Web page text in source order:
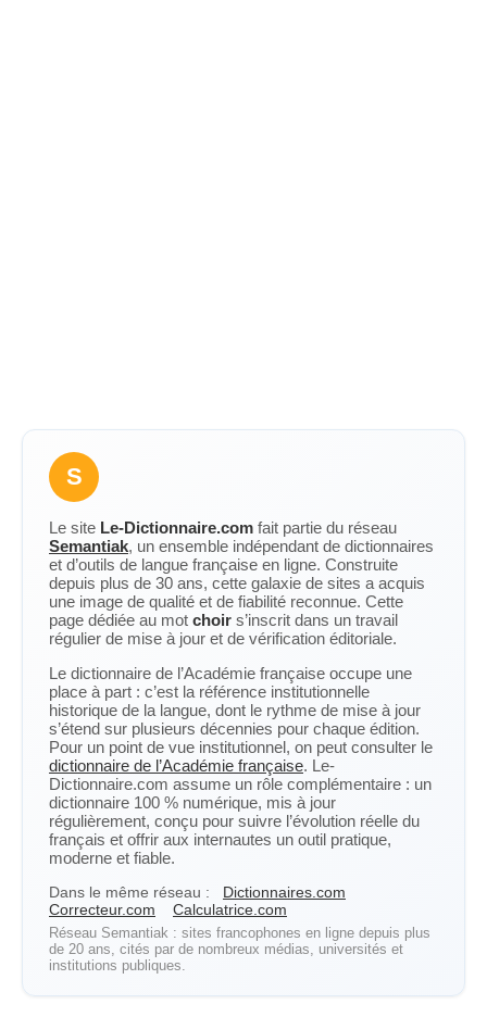
S
Le site Le-Dictionnaire.com fait partie du réseau
Semantiak, un ensemble indépendant de dictionnaires
et d’outils de langue française en ligne. Construite
depuis plus de 30 ans, cette galaxie de sites a acquis
une image de qualité et de fiabilité reconnue. Cette
page dédiée au mot choir s’inscrit dans un travail
régulier de mise à jour et de vérification éditoriale.
Le dictionnaire de l’Académie française occupe une
place à part : c’est la référence institutionnelle
historique de la langue, dont le rythme de mise à jour
s’étend sur plusieurs décennies pour chaque édition.
Pour un point de vue institutionnel, on peut consulter le
dictionnaire de l’Académie française. Le-
Dictionnaire.com assume un rôle complémentaire : un
dictionnaire 100 % numérique, mis à jour
régulièrement, conçu pour suivre l’évolution réelle du
français et offrir aux internautes un outil pratique,
moderne et fiable.
Dans le même réseau :
Dictionnaires.com
Correcteur.com
Calculatrice.com
Réseau Semantiak : sites francophones en ligne depuis plus
de 20 ans, cités par de nombreux médias, universités et
institutions publiques.